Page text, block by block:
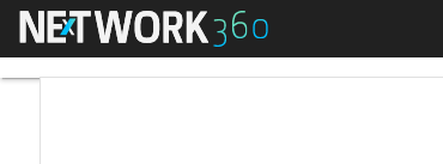
Menu